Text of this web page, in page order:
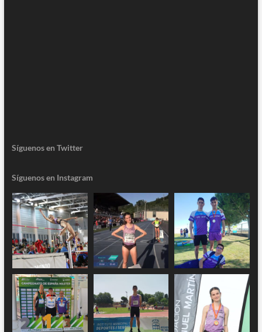
Síguenos en Twitter
Síguenos en Instagram